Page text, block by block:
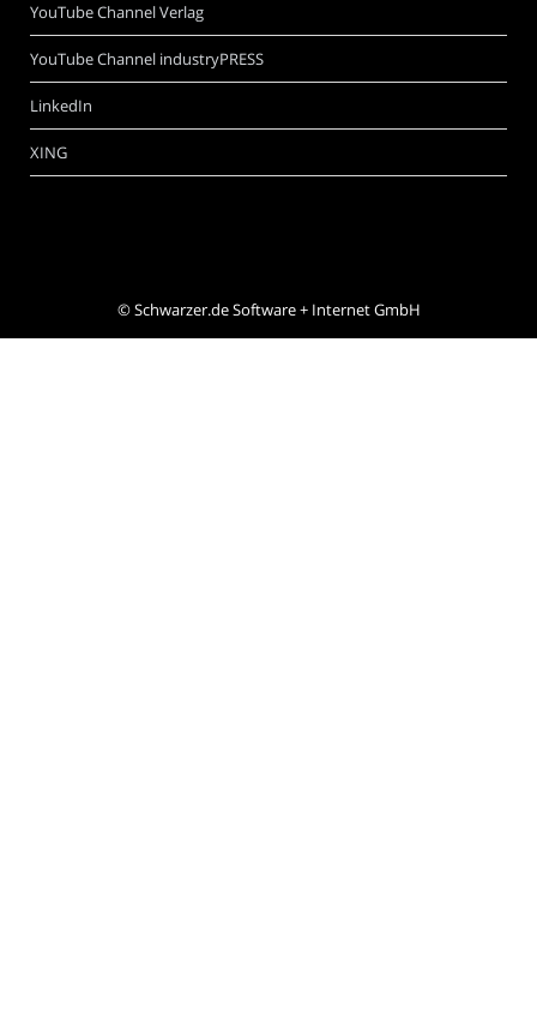
YouTube Channel Verlag
YouTube Channel industryPRESS
LinkedIn
XING
©Schwarzer.de Software + Internet GmbH